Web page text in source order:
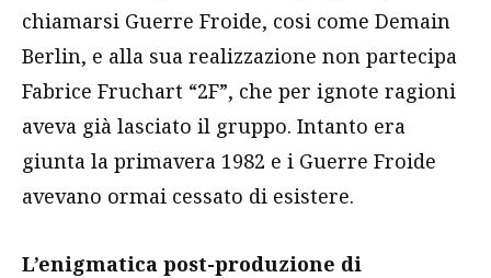
chiamarsi Guerre Froide, cosi come Demain
Berlin, e alla sua realizzazione non partecipa
Fabrice Fruchart “2F”, che per ignote ragioni
aveva già lasciato il gruppo. Intanto era
giunta la primavera 1982 e i Guerre Froide
avevano ormai cessato di esistere.
L’enigmatica post-produzione di